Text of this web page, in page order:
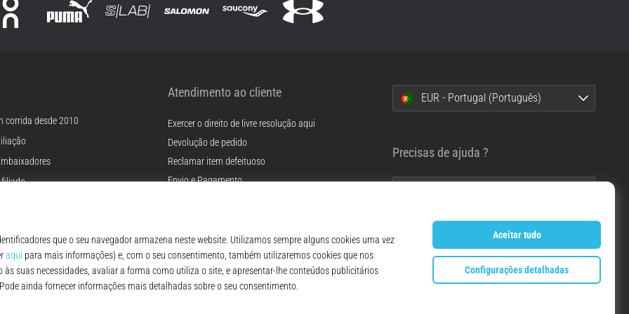
corrida desde 2010
Atendimento ao cliente
Exercer o direito de livre resolução aqui
Devolução de pedido
Reclamar item defeituoso
Envio e Pagamento
FAQ - Perguntas Frequentes
Regulamento de Proteção de Dados Pessoais
EUR - Portugal (Português)
Precisas de ajuda ?